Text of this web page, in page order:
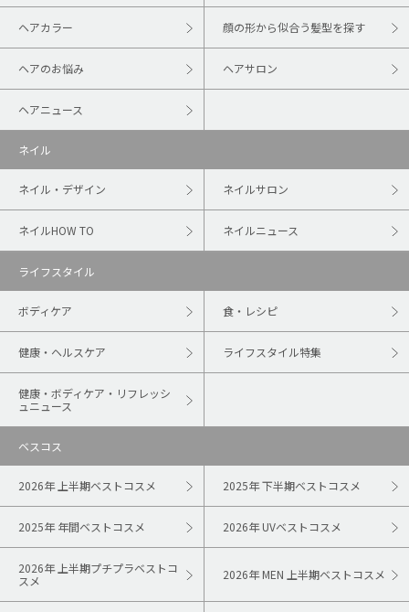
ヘアカラー 顔の形から似合う髪型を探す
ヘアのお悩み ヘアサロン
ヘアニュース
ネイル
ネイル・デザイン ネイルサロン
ネイルHOW TO ネイルニュース
ライフスタイル
ボディケア 食・レシピ
健康・ヘルスケア ライフスタイル特集
健康・ボディケア・リフレッシ
ュニュース
ベスコス
2026年 上半期ベストコスメ 2025年 下半期ベストコスメ
2025年 年間ベストコスメ 2026年 UVベストコスメ
2026年 上半期プチプラベストコ
スメ
2026年 MEN 上半期ベストコスメ